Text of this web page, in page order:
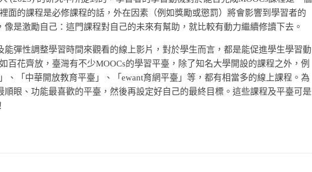
面的課程是必修課程的話，外在因素（例如獎勵或懲罰）將會影響到學習者的
是激勵自己：這門課程對自己的未來有幫助，就比較有動力繼續修讀下去。
能彈性調整學習時間來觀看的線上影片，對於學生而言，都是能促進學生學習動
百花齊放，臺灣有不少MOOCs的學習平臺，除了知名大學開設的課程之外，例
、「中華開放教育平臺」、「ewant育網平臺」等，都有相當多的線上課程。為
順眼、功能最喜歡的平臺，然後再設定好自己的最終目標。這些課程及平臺可是